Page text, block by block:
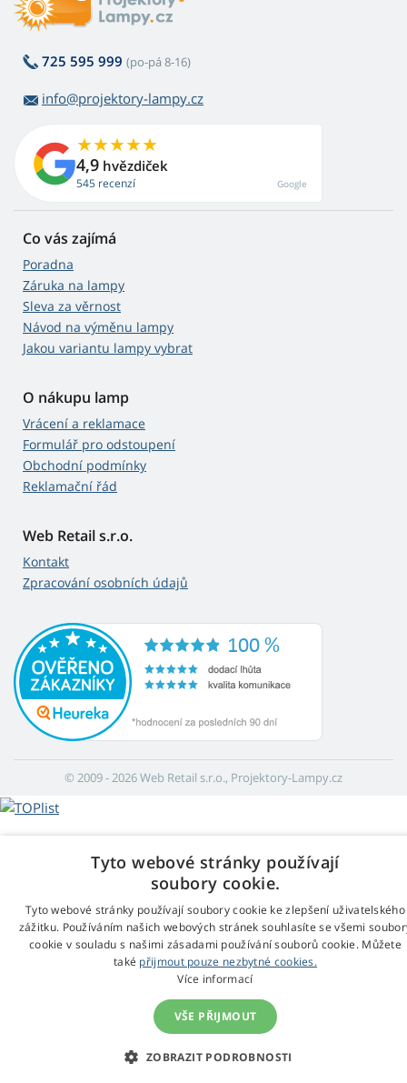
725 595 999 (po-pá 8-16)
info@projektory-lampy.cz
4,9 hvězdiček
545 recenzí Google
Co vás zajímá
Poradna
Záruka na lampy
Sleva za věrnost
Návod na výměnu lampy
Jakou variantu lampy vybrat
O nákupu lamp
Vrácení a reklamace
Formulář pro odstoupení
Obchodní podmínky
Reklamační řád
Web Retail s.r.o.
Kontakt
Zpracování osobních údajů
© 2009 - 2026 Web Retail s.r.o., Projektory-Lampy.cz
Tyto webové stránky používají
soubory cookie.
Tyto webové stránky používají soubory cookie ke zlepšení uživatelského
zážitku. Používáním našich webových stránek souhlasíte se všemi
cookie v souladu s našimi zásadami používání souborů cookie. Můžete
také přijmout pouze nezbytné cookies.
Více informací
VŠE PŘIJMOUT
ZOBRAZIT PODROBNOSTI